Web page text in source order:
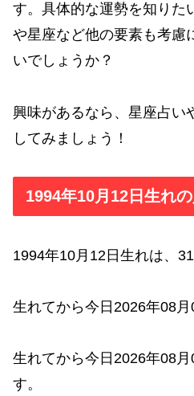
す。具体的な運勢を知りた
や星座など他の要素も考慮
いでしょうか？
興味があるなら、星座占い
してみましょう！
1994年10月12日生れ
1994年10月12日生れは、31
生れてから今日2026年08
生れてから今日2026年08
す。